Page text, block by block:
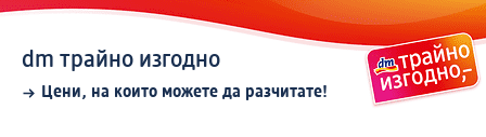
dm трайно изгодно
Цени, на които можете да разчитате!